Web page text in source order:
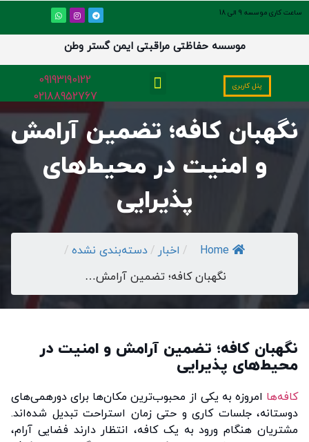
ساعت کاری موسسه 9 الی 18
موسسه حفاظتی مراقبتی ایمن گستر وطن
پنل کاربری
09193190122
02188952767
نگهبان کافه؛ تضمین آرامش
و امنیت در محیط‌های
پذیرایی
Home
/ اخبار / دسته‌بندی نشده /
نگهبان کافه؛ تضمین آرامش…
نگهبان کافه؛ تضمین آرامش و امنیت در
محیط‌های پذیرایی
کافه‌ها امروزه به یکی از محبوب‌ترین مکان‌ها برای دورهمی‌های
دوستانه، جلسات کاری و حتی زمان استراحت تبدیل شده‌اند.
مشتریان هنگام ورود به یک کافه، انتظار دارند فضایی آرام،